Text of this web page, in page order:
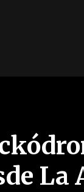
La